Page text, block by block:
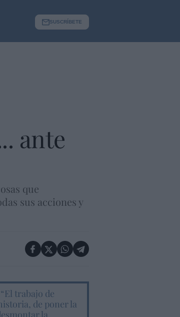
SUSCRÍBETE
ante
que
sus acciones y
trabajo de
de poner la
la